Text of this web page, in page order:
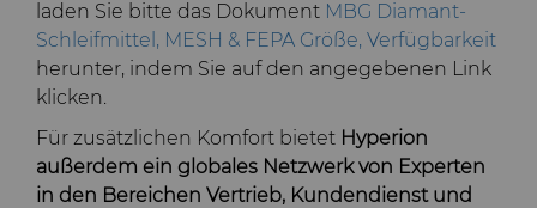
laden Sie bitte das Dokument MBG Diamant-
Schleifmittel, MESH & FEPA Größe, Verfügbarkeit
herunter, indem Sie auf den angegebenen Link
klicken.
Für zusätzlichen Komfort bietet Hyperion
außerdem ein globales Netzwerk von Experten
in den Bereichen Vertrieb, Kundendienst und